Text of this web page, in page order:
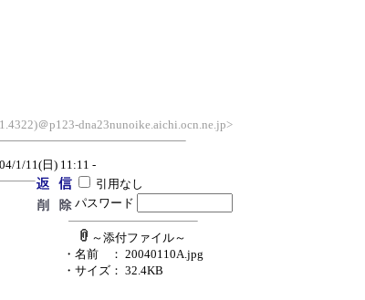
＠p123-dna23nunoike.aichi.ocn.ne.jp>
1/11(日) 11:11 -
引用なし
パスワード
～添付ファイル～
・名前
： 20040110A.jpg
・サイズ ： 32.4KB